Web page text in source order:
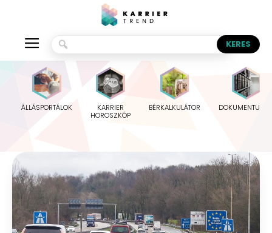
ÁLLÁSPORTÁLOK
KARRIER
HOROSZKÓP
BÉRKALKULÁTOR